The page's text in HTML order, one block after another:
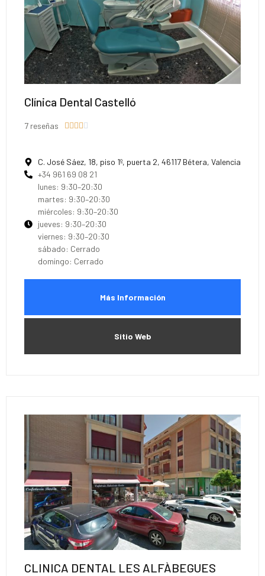
Clínica Dental Castelló
7 reseñas     
C. José Sáez, 18, piso 1º, puerta 2, 46117 Bétera, Valencia
+34 961 69 08 21
lunes: 9:30–20:30
martes: 9:30–20:30
miércoles: 9:30–20:30
jueves: 9:30–20:30
viernes: 9:30–20:30
sábado: Cerrado
domingo: Cerrado
Más Información
Sitio Web
CLINICA DENTAL LES ALFÀBEGUES